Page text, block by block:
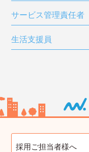
サービス管理責任者
生活支援員
採用ご担当者様へ